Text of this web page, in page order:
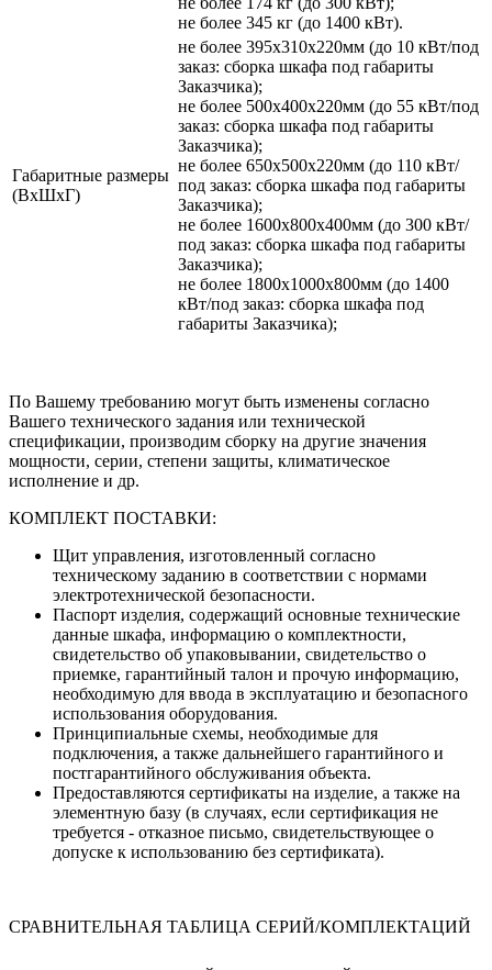
не более 345 кг (до 1400 кВт).
Габаритные размеры
(ВхШхГ)
не более 395х310х220мм (до 10 кВт/под
заказ: сборка шкафа под габариты
Заказчика);
не более 500х400х220мм (до 55 кВт/под
заказ: сборка шкафа под габариты
Заказчика);
не более 650х500х220мм (до 110 кВт/
под заказ: сборка шкафа под габариты
Заказчика);
не более 1600х800х400мм (до 300 кВт/
под заказ: сборка шкафа под габариты
Заказчика);
не более 1800х1000х800мм (до 1400
кВт/под заказ: сборка шкафа под
габариты Заказчика);
По Вашему требованию могут быть изменены согласно
Вашего технического задания или технической
спецификации, производим сборку на другие значения
мощности, серии, степени защиты, климатическое
исполнение и др.
КОМПЛЕКТ ПОСТАВКИ:
Щит управления, изготовленный согласно
техническому заданию в соответствии с нормами
электротехнической безопасности.
Паспорт изделия, содержащий основные технические
данные шкафа, информацию о комплектности,
свидетельство об упаковывании, свидетельство о
приемке, гарантийный талон и прочую информацию,
необходимую для ввода в эксплуатацию и безопасного
использования оборудования.
Принципиальные схемы, необходимые для
подключения, а также дальнейшего гарантийного и
постгарантийного обслуживания объекта.
Предоставляются сертификаты на изделие, а также на
элементную базу (в случаях, если сертификация не
требуется - отказное письмо, свидетельствующее о
допуске к использованию без сертификата).
СРАВНИТЕЛЬНАЯ ТАБЛИЦА СЕРИЙ/КОМПЛЕКТАЦИЙ